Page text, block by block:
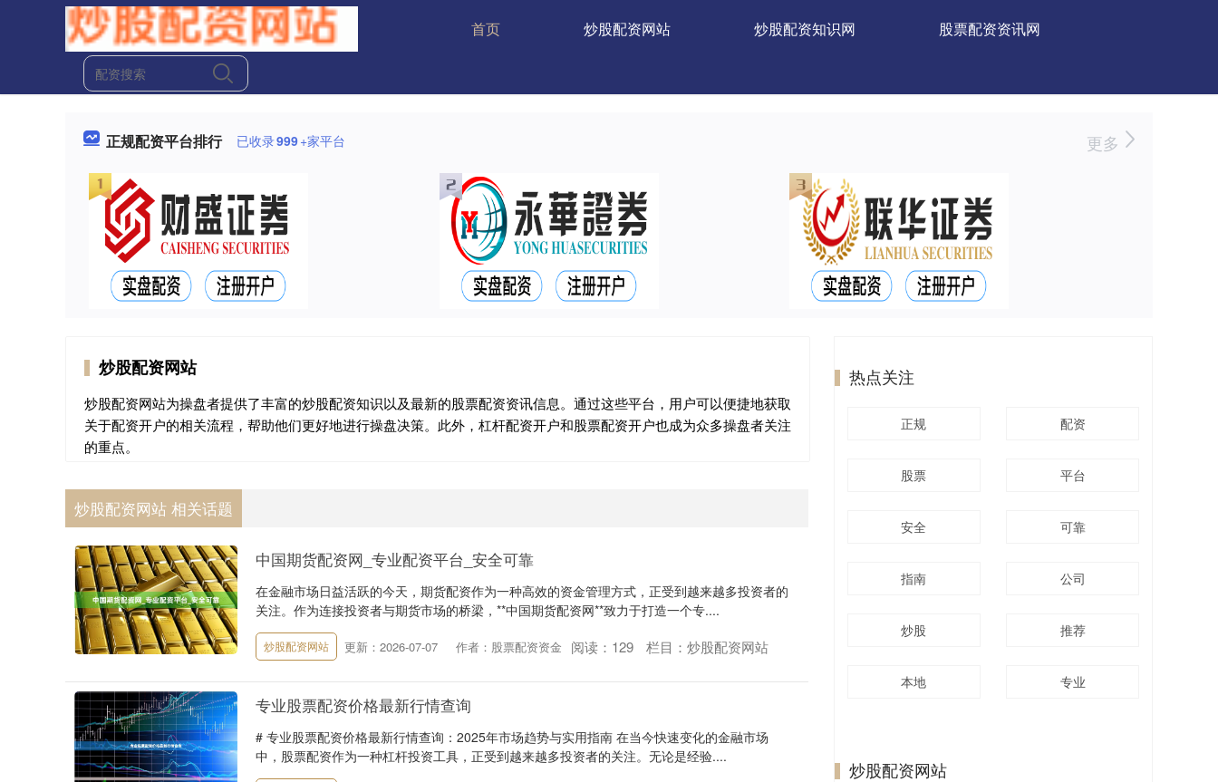
首页 炒股配资网站 炒股配资知识网 股票配资资讯网
正规配资平台排行 已收录999+家平台 更多
炒股配资网站
炒股配资网站为操盘者提供了丰富的炒股配资知识以及最新的股票配资资讯信息。通过这些平台，用户可以便捷地获取
关于配资开户的相关流程，帮助他们更好地进行操盘决策。此外，杠杆配资开户和股票配资开户也成为众多操盘者关注
的重点。
炒股配资网站 相关话题
中国期货配资网_专业配资平台_安全可靠
在金融市场日益活跃的今天，期货配资作为一种高效的资金管理方式，正受到越来越多投资者的
关注。作为连接投资者与期货市场的桥梁，**中国期货配资网**致力于打造一个专....
炒股配资网站 更新：2026-07-07 作者：股票配资资金 阅读： 129 栏目： 炒股配资网站
专业股票配资价格最新行情查询
# 专业股票配资价格最新行情查询：2025年市场趋势与实用指南 在当今快速变化的金融市场
中，股票配资作为一种杠杆投资工具，正受到越来越多投资者的关注。无论是经验....
热点关注
正规 配资
股票 平台
安全 可靠
指南 公司
炒股 推荐
本地 专业
炒股配资网站